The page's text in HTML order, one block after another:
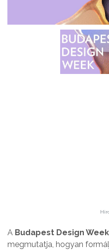
A Budapest Design Week
megmutatja, hogyan